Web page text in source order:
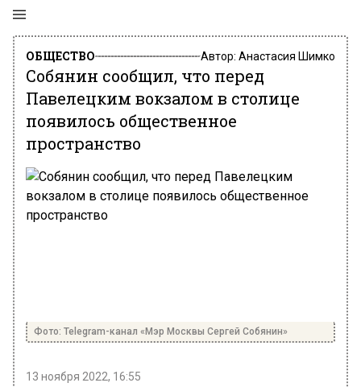
ОБЩЕСТВО Автор: Анастасия Шимко
Собянин сообщил, что перед
Павелецким вокзалом в столице
появилось общественное
пространство
Фото: Telegram-канал «Мэр Москвы Сергей Собянин»
13 ноября 2022, 16:55